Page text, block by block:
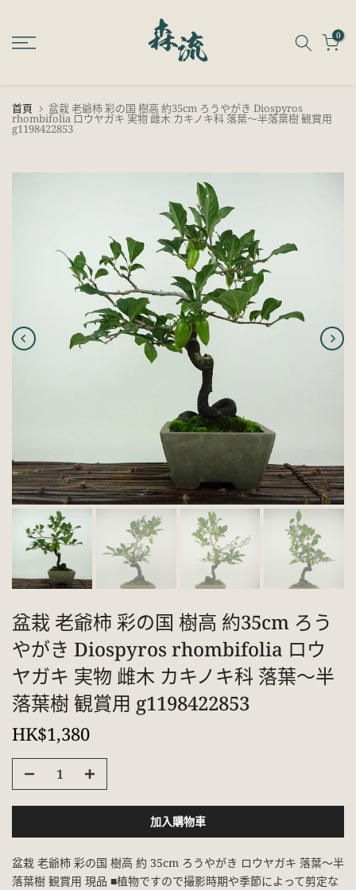
至
內
0
首頁 盆栽 老爺柿 彩の国 樹高 約35cm ろうやがき Diospyros
rhombifolia ロウヤガキ 実物 雌木 カキノキ科 落葉～半落葉樹 観賞用
g1198422853
盆栽 老爺柿 彩の国 樹高 約35cm ろう
やがき Diospyros rhombifolia ロウ
ヤガキ 実物 雌木 カキノキ科 落葉～半
落葉樹 観賞用 g1198422853
HK$1,380
加入購物車
盆栽 老爺柿 彩の国 樹高 約 35cm ろうやがき ロウヤガキ 落葉～半
落葉樹 観賞用 現品 ■植物ですので撮影時期や季節によって剪定な